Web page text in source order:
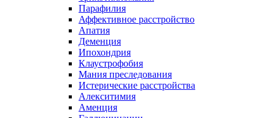
Парафилия
Аффективное расстройство
Апатия
Деменция
Ипохондрия
Клаустрофобия
Мания преследования
Истерические расстройства
Алекситимия
Аменция